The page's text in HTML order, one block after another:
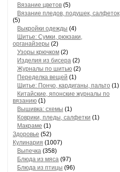
Вязание цветов (5)
Вязание пледов, подушек, салфеток
(5)
Выкройки одежды (4)
Шитье: Сумки, рюкзаки,
органайзеры (2)
Узоры крючком (2)
Изделия из бисера (2)
Журналы по шитью (2)
Переделка вещей (1)
Шитье: Пончо, кардиганы, пальто (1)
Китайские, японские журналы по
вязанию (1)
Вышивка: схемы (1)
Коврики, пледы, салфетки (1)
Макраме (1)
Здоровье (52)
Кулинария (1007)
Выпечка (358)
Блюда из мяса (97)
Блюда из птицы (96)